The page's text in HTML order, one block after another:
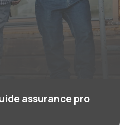
assurance pro